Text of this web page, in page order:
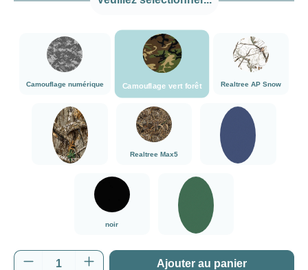
Camouflage numérique
###Camouflage numérique###LensCoat
Camouflage vert forêt
###Camouflage vert forêt###LensCoat
Realtree AP Snow
###Realtree AP
###Realtree Edge###LensCoat
Realtree Max5
###Realtree Max5###LensCoatBleu marine
noir
vert
Quantité de produit : Entrez la quantité
Ajouter au panier